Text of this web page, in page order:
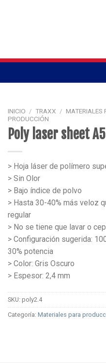
INICIO / TRAXX / MATERIALES
PRODUCCIÓN
Poly laser sheet
> Hoja láser de polímero
> Sin Olor
> Bajo índice de polvo
> Hasta 30-40% más veloz
regular
> No se tiene que lavar o
> Configuración sugerida:
30% potencia
> Color: Gris Oscuro
> Espesor: 2,4 mm
SKU: poly2.4
Categoría: Materiales para